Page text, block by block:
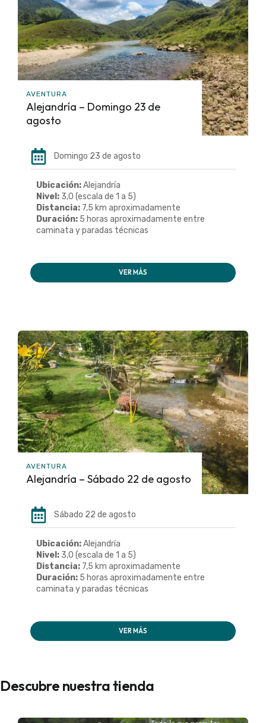
AVENTURA
Alejandría – Domingo 23 de
agosto
Domingo 23 de agosto
Ubicación:Alejandría
Nivel: 3,0 (escala de 1 a 5)
Distancia: 7,5 km aproximadamente
Duración: 5 horas aproximadamente entre
caminata y paradas técnicas
VER MÁS
AVENTURA
Alejandría – Sábado 22 de agosto
Sábado 22 de agosto
Ubicación:Alejandría
Nivel: 3,0 (escala de 1 a 5)
Distancia: 7,5 km aproximadamente
Duración: 5 horas aproximadamente entre
caminata y paradas técnicas
VER MÁS
Descubre nuestra tienda